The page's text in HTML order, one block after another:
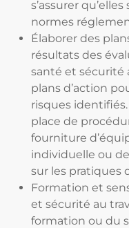
s’assurer
normes
Élaborer des
résultats des
santé et sécurité
plans d’action
risques
place de
fourniture
individuelle ou
sur les pratiques
Formation et
et sécurité au
formation ou du